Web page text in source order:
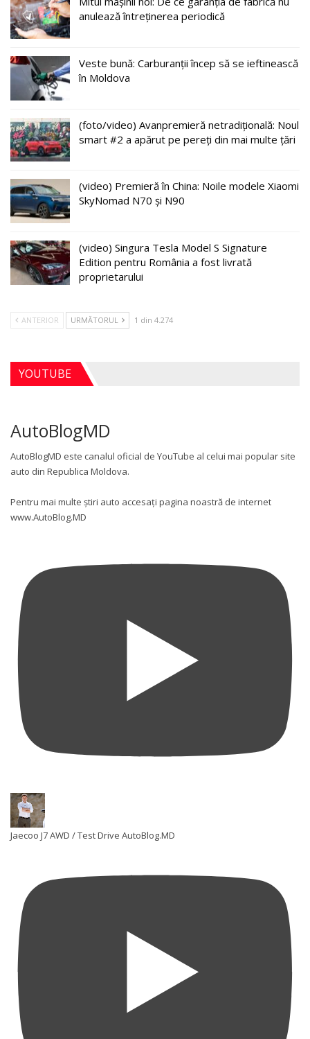
anulează întreținerea periodică
Veste bună: Carburanții încep să se ieftinească
în Moldova
(foto/video) Avanpremieră netradițională: Noul
smart #2 a apărut pe pereți din mai multe țări
(video) Premieră în China: Noile modele Xiaomi
SkyNomad N70 și N90
(video) Singura Tesla Model S Signature
Edition pentru România a fost livrată
proprietarului
ANTERIOR URMĂTORUL 1 din 4.274
YOUTUBE
AutoBlogMD
AutoBlogMD este canalul oficial de YouTube al celui mai popular site
auto din Republica Moldova.
Pentru mai multe știri auto accesați pagina noastră de internet
www.AutoBlog.MD
Jaecoo J7 AWD / Test Drive AutoBlog.MD